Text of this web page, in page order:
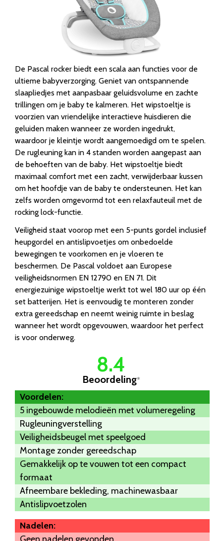
De Pascal rocker biedt een scala aan functies voor de
ultieme babyverzorging. Geniet van ontspannende
slaapliedjes met aanpasbaar geluidsvolume en zachte
trillingen om je baby te kalmeren. Het wipstoeltje is
voorzien van vriendelijke interactieve huisdieren die
geluiden maken wanneer ze worden ingedrukt,
waardoor je kleintje wordt aangemoedigd om te spelen.
De rugleuning kan in 4 standen worden aangepast aan
de behoeften van de baby. Het wipstoeltje biedt
maximaal comfort met een zacht, verwijderbaar kussen
om het hoofdje van de baby te ondersteunen. Het kan
zelfs worden omgevormd tot een relaxfauteuil met de
rocking lock-functie.
Veiligheid staat voorop met een 5-punts gordel inclusief
heupgordel en antislipvoetjes om onbedoelde
bewegingen te voorkomen en je vloeren te
beschermen. De Pascal voldoet aan Europese
veiligheidsnormen EN 12790 en EN 71. Dit
energiezuinige wipstoeltje werkt tot wel 180 uur op één
set batterijen. Het is eenvoudig te monteren zonder
extra gereedschap en neemt weinig ruimte in beslag
wanneer het wordt opgevouwen, waardoor het perfect
is voor onderweg.
8.4
Beoordeling*
Voordelen:
5 ingebouwde melodieën met volumeregeling
Rugleuningverstelling
Veiligheidsbeugel met speelgoed
Montage zonder gereedschap
Gemakkelijk op te vouwen tot een compact
formaat
Afneembare bekleding, machinewasbaar
Antislipvoetzolen
Nadelen: